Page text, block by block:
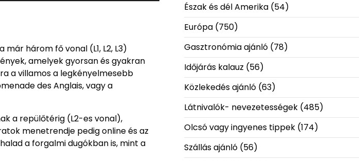
három fő vonal (L1, L2, L3)
amelyek gyorsan és gyakran
a villamos a legkényelmesebb
des Anglais, vagy a
a repülőtérig (L2-es vonal),
menetrendje pedig online és az
a forgalmi dugókban is, mint a
Észak és dél Amerika(54)
Európa(750)
Gasztronómia ajánló(78)
Időjárás kalauz (56)
Közlekedés ajánló(63)
Látnivalók- nevezetességek(485)
Olcsó vagy ingyenes tippek(174)
Szállás ajánló(56)